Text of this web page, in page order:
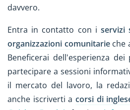
davvero.
Entra in contatto con i servizi
organizzazioni comunitarieche
Beneficerai dell'esperienza
partecipare a sessioni
il mercato del lavoro, la
anche iscriverti a corsi di